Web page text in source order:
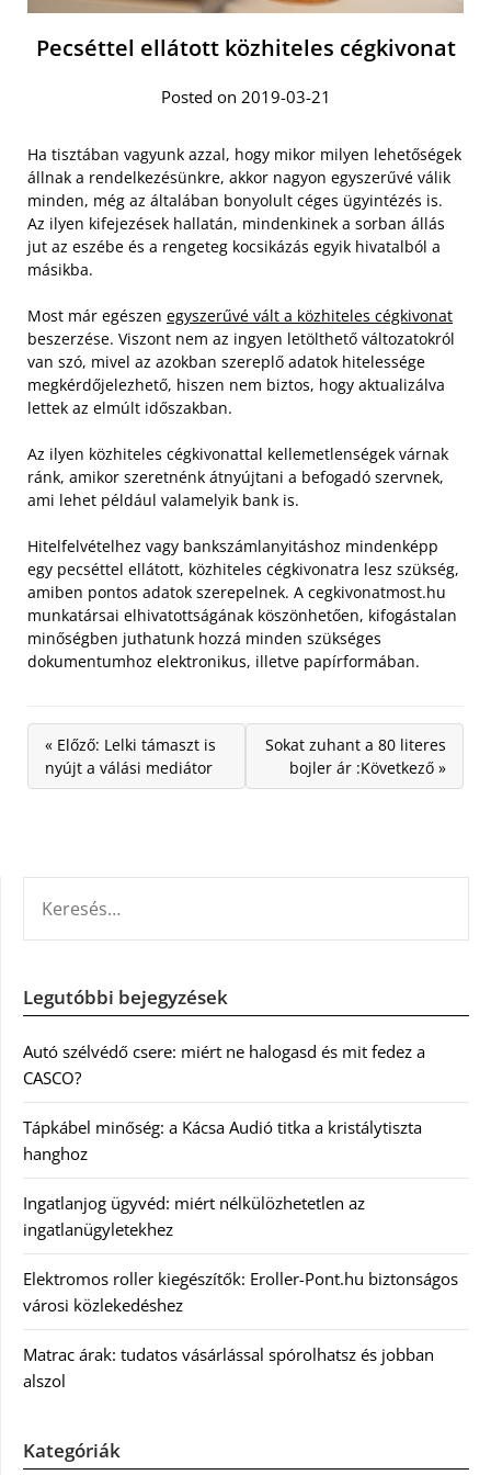
Pecséttel ellátott közhiteles cégkivonat
Posted on 2019-03-21
Ha tisztában vagyunk azzal, hogy mikor milyen lehetőségek
állnak a rendelkezésünkre, akkor nagyon egyszerűvé válik
minden, még az általában bonyolult céges ügyintézés is.
Az ilyen kifejezések hallatán, mindenkinek a sorban állás
jut az eszébe és a rengeteg kocsikázás egyik hivatalból a
másikba.
Most már egészen egyszerűvé vált a közhiteles cégkivonat
beszerzése. Viszont nem az ingyen letölthető változatokról
van szó, mivel az azokban szereplő adatok hitelessége
megkérdőjelezhető, hiszen nem biztos, hogy aktualizálva
lettek az elmúlt időszakban.
Az ilyen közhiteles cégkivonattal kellemetlenségek várnak
ránk, amikor szeretnénk átnyújtani a befogadó szervnek,
ami lehet például valamelyik bank is.
Hitelfelvételhez vagy bankszámlanyitáshoz mindenképp
egy pecséttel ellátott, közhiteles cégkivonatra lesz szükség,
amiben pontos adatok szerepelnek. A cegkivonatmost.hu
munkatársai elhivatottságának köszönhetően, kifogástalan
minőségben juthatunk hozzá minden szükséges
dokumentumhoz elektronikus, illetve papírformában.
« Előző: Lelki támaszt is
nyújt a válási mediátor
Sokat zuhant a 80 literes
bojler ár :Következő »
Legutóbbi bejegyzések
Autó szélvédő csere: miért ne halogasd és mit fedez a
CASCO?
Tápkábel minőség: a Kácsa Audió titka a kristálytiszta
hanghoz
Ingatlanjog ügyvéd: miért nélkülözhetetlen az
ingatlanügyletekhez
Elektromos roller kiegészítők: Eroller-Pont.hu biztonságos
városi közlekedéshez
Matrac árak: tudatos vásárlással spórolhatsz és jobban
alszol
Kategóriák